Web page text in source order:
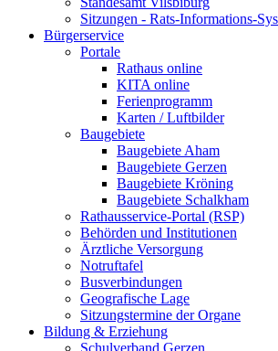
Sitzungen - Rats-Informations-
Bürgerservice
Portale
Rathaus online
KITA online
Ferienprogramm
Karten / Luftbilder
Baugebiete
Baugebiete Aham
Baugebiete Gerzen
Baugebiete Kröning
Baugebiete Schalkham
Rathausservice-Portal (RSP)
Behörden und Institutionen
Ärztliche Versorgung
Notruftafel
Busverbindungen
Geografische Lage
Sitzungstermine der Organe
Bildung & Erziehung
Schulverband Gerzen